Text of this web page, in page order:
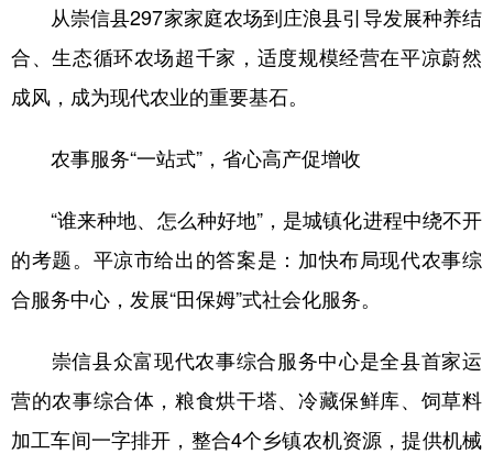
从崇信县297家家庭农场到庄浪县引导发展种养结
合、生态循环农场超千家，适度规模经营在平凉蔚然
成风，成为现代农业的重要基石。
农事服务“一站式”，省心高产促增收
“谁来种地、怎么种好地”，是城镇化进程中绕不开
的考题。平凉市给出的答案是：加快布局现代农事综
合服务中心，发展“田保姆”式社会化服务。
崇信县众富现代农事综合服务中心是全县首家运
营的农事综合体，粮食烘干塔、冷藏保鲜库、饲草料
加工车间一字排开，整合4个乡镇农机资源，提供机械